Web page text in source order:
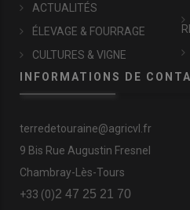
ACTUALITÉS
ÉLEVAGE & FOURRAGE
CULTURES & VIGNE
INFORMATIONS DE
terredetouraine@agricvl.fr
9 Bis Rue Augustin Fresnel
Chambray-Lès-Tours
+33 (0)2 47 25 21 70